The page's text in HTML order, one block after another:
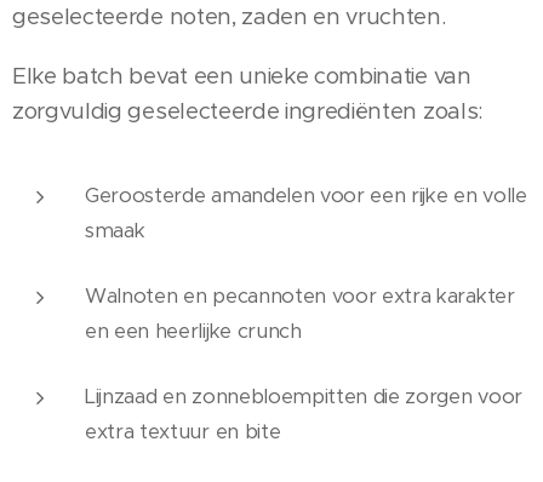
geselecteerde noten, zaden en vruchten.
Elke batch bevat een unieke combinatie van
zorgvuldig geselecteerde ingrediënten zoals:
Geroosterde amandelen voor een rijke en volle
smaak
Walnoten en pecannoten voor extra karakter
en een heerlijke crunch
Lijnzaad en zonnebloempitten die zorgen voor
extra textuur en bite